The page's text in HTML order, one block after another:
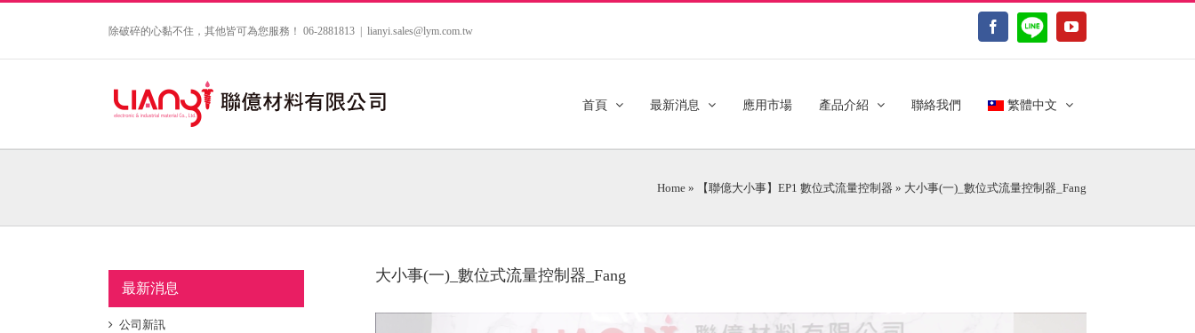
除破碎的心黏不住，其他皆可為您服務！ 06-2881813 | lianyi.sales@lym.com.tw Facebook
LINE@ YouTube
首頁 最新消息 應用市場 產品介紹 聯絡我們 繁體中文
Home » 【聯億大小事】EP1 數位式流量控制器 » 大小事(一)_數位式流量控制器_Fang
大小事(一)_數位式流量控制器_Fang
最新消息
公司新訊